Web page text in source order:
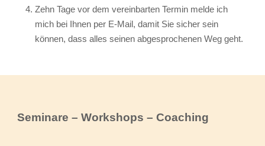
Zehn Tage vor dem vereinbarten Termin melde ich
mich bei Ihnen per E-Mail, damit Sie sicher sein
können, dass alles seinen abgesprochenen Weg geht.
Seminare – Workshops – Coaching